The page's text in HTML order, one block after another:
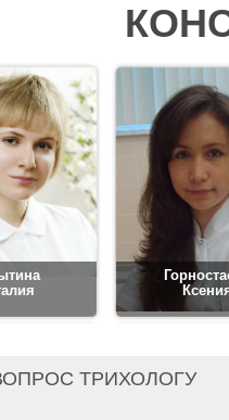
ТРИХОЛОГУ